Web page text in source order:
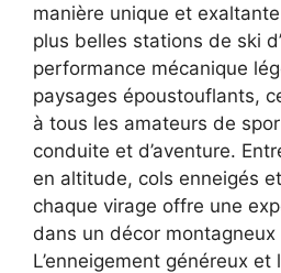
manière unique et
plus belles stations de ski
performance mécanique
paysages époustouflants,
à tous les amateurs de
conduite et d’aventure.
en altitude, cols enneigés
chaque virage offre une
dans un décor
L’enneigement généreux